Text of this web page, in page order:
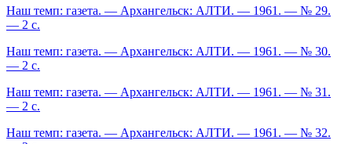
Наш темп: газета. — Архангельск: АЛТИ. — 1961. — № 29.
— 2 с.
Наш темп: газета. — Архангельск: АЛТИ. — 1961. — № 30.
— 2 с.
Наш темп: газета. — Архангельск: АЛТИ. — 1961. — № 31.
— 2 с.
Наш темп: газета. — Архангельск: АЛТИ. — 1961. — № 32.